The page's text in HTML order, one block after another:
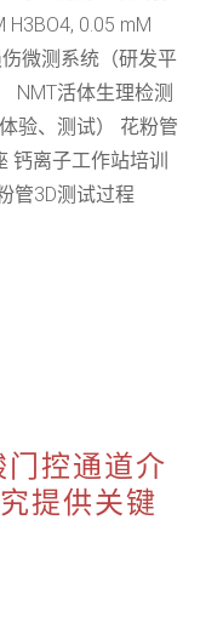
H3BO4, 0.05 mM
微测系统（研发平
NMT活体生理检测
验、测试） 花粉管
钙离子工作站培训
管3D测试过程
控通道介
提供关键